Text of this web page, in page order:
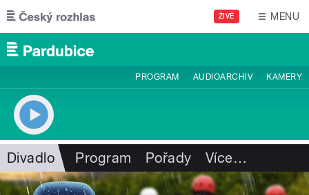
Přejít k hlavnímu obsahu
ŽIVĚ MENU
PROGRAM AUDIOARCHIV KAMERY
Divadlo Program Pořady Více…